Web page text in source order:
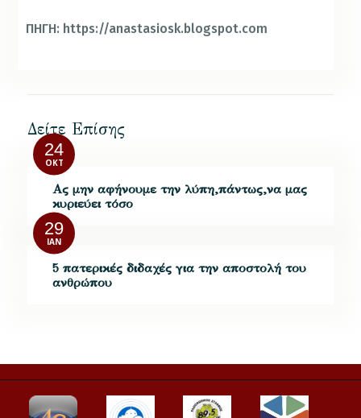
ΠΗΓΗ: https://anastasiosk.blogspot.com
Δείτε Επίσης
24
ΟΚΤ
Ας μην αφήνουμε την λύπη,πάντως,να μας
κυριεύει τόσο
29
ΙΑΝ
5 πατερικές διδαχές για την αποστολή του
ανθρώπου